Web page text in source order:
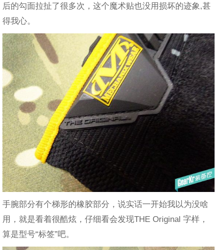
后的勾面拉扯了很多次，这个魔术贴也没用损坏的迹象,甚
得我心。
手腕部分有个梯形的橡胶部分，说实话一开始我以为没啥
用，就是看着很酷炫，仔细看会发现THE Original 字样，
算是型号“标签”吧。